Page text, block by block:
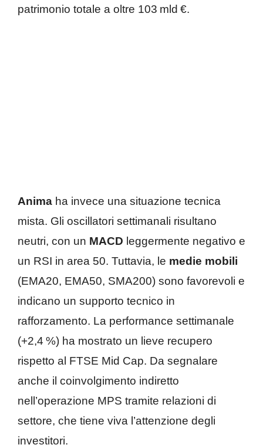
patrimonio totale a oltre 103 mld €.
Anima ha invece una situazione tecnica
mista. Gli oscillatori settimanali risultano
neutri, con un MACD leggermente negativo e
un RSI in area 50. Tuttavia, le medie mobili
(EMA20, EMA50, SMA200) sono favorevoli e
indicano un supporto tecnico in
rafforzamento. La performance settimanale
(+2,4 %) ha mostrato un lieve recupero
rispetto al FTSE Mid Cap. Da segnalare
anche il coinvolgimento indiretto
nell’operazione MPS tramite relazioni di
settore, che tiene viva l’attenzione degli
investitori.